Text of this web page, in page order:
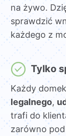
na żywo.
sprawdzić
każdego z
Tylko
Każdy
legalnego,
trafi do
zarówno